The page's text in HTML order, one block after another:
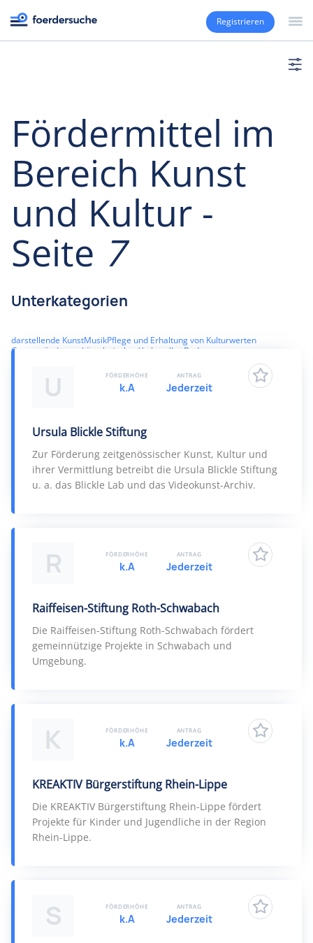
Registrieren
Fördermittel im
Bereich Kunst
und Kultur -
Seite 7
Unterkategorien
darstellende KunstMusikPflege und Erhaltung von Kulturwerten
Gegenstände von künstlerischer/ kultureller Bedeutung
bildende Kunst
U
Ursula Blickle Stiftung
Zur Förderung zeitgenössischer Kunst, Kultur und
ihrer Vermittlung betreibt die Ursula Blickle Stiftung
u. a. das Blickle Lab und das Videokunst-Archiv.
FÖRDERHÖHE
k.A
ANTRAG
Jederzeit
R
Raiffeisen-Stiftung Roth-Schwabach
Die Raiffeisen-Stiftung Roth-Schwabach fördert
gemeinnützige Projekte in Schwabach und
Umgebung.
FÖRDERHÖHE
k.A
ANTRAG
Jederzeit
K
KREAKTIV Bürgerstiftung Rhein-Lippe
Die KREAKTIV Bürgerstiftung Rhein-Lippe fördert
Projekte für Kinder und Jugendliche in der Region
Rhein-Lippe.
FÖRDERHÖHE
k.A
ANTRAG
Jederzeit
S FÖRDERHÖHE
k.A
ANTRAG
Jederzeit